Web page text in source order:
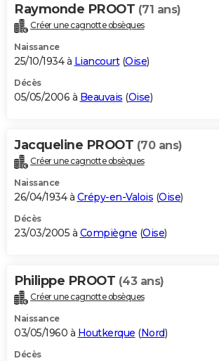
Raymonde PROOT (71 ans)
Créer une cagnotte obsèques
Naissance
25/10/1934 à Liancourt(Oise)
Décès
05/05/2006 à Beauvais (Oise)
Jacqueline PROOT (70 ans)
Créer une cagnotte obsèques
Naissance
26/04/1934 à Crépy-en-Valois (Oise)
Décès
23/03/2005 à Compiègne (Oise)
Philippe PROOT (43 ans)
Créer une cagnotte obsèques
Naissance
03/05/1960 à Houtkerque (Nord)
Décès